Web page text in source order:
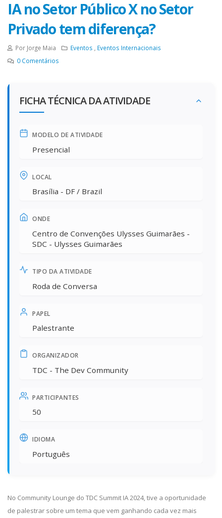
IA no Setor Público X no Setor
Privado tem diferença?
Por Jorge Maia Eventos
Eventos Internacionais
0 Comentários
FICHA TÉCNICA DA ATIVIDADE
MODELO DE ATIVIDADE
Presencial
LOCAL
Brasília - DF / Brazil
ONDE
Centro de Convenções Ulysses Guimarães -
SDC - Ulysses Guimarães
TIPO DA ATIVIDADE
Roda de Conversa
PAPEL
Palestrante
ORGANIZADOR
TDC - The Dev Community
PARTICIPANTES
50
IDIOMA
Português
No Community Lounge do TDC Summit IA 2024, tive a oportunidade
de palestrar sobre um tema que vem ganhando cada vez mais